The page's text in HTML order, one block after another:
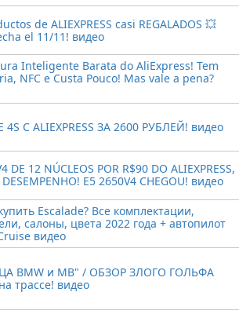
de ALIEXPRESS casi REGALADOS 💥
el 11/11! видео
Inteligente Barata do AliExpress! Tem
NFC e Custa Pouco! Mas vale a pena?
4S С ALIEXPRESS ЗА 2600 РУБЛЕЙ! видео
DE 12 NÚCLEOS POR R$90 DO ALIEXPRESS,
E5 2650V4 CHEGOU! видео
Escalade? Все комплектации,
салоны, цвета 2022 года + автопилот
видео
BMW и MB" / ОБЗОР ЗЛОГО ГОЛЬФА
трассе! видео